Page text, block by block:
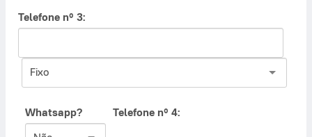
Telefone nº 3:
Fixo
Whatsapp?
Telefone nº 4: